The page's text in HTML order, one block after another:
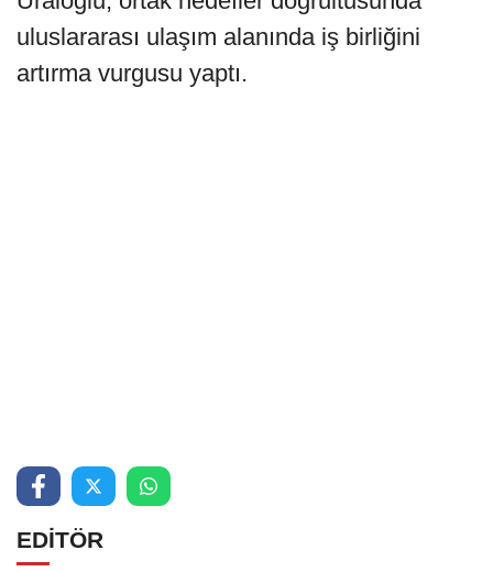
uluslararası ulaşım alanında iş birliğini
artırma vurgusu yaptı.
EDİTÖR